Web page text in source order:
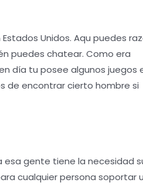
Unidos. Aqu puedes
puedes chatear. Como era
día tu posee algunos juegos
de encontrar cierto hombre si
gente tiene la necesidad
cualquier persona soportar